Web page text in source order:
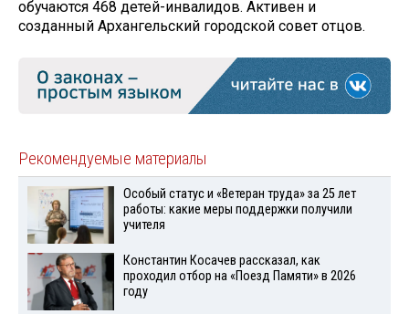
обучаются 468 детей-инвалидов. Активен и
созданный Архангельский городской совет отцов.
Рекомендуемые материалы
Особый статус и «Ветеран труда» за 25 лет
работы: какие меры поддержки получили
учителя
Константин Косачев рассказал, как
проходил отбор на «Поезд Памяти» в 2026
году